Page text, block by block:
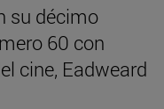
su décimo
60 con
cine, Eadweard